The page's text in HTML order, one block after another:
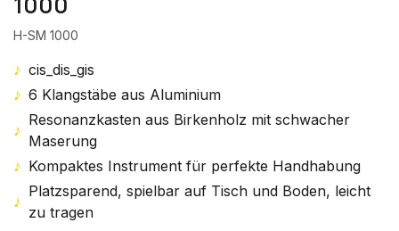
H-SM 1000
♪ cis_dis_gis
♪ 6 Klangstäbe aus Aluminium
♪
Resonanzkasten aus Birkenholz mit schwacher
Maserung
♪ Kompaktes Instrument für perfekte Handhabung
♪
Platzsparend, spielbar auf Tisch und Boden, leicht
zu tragen